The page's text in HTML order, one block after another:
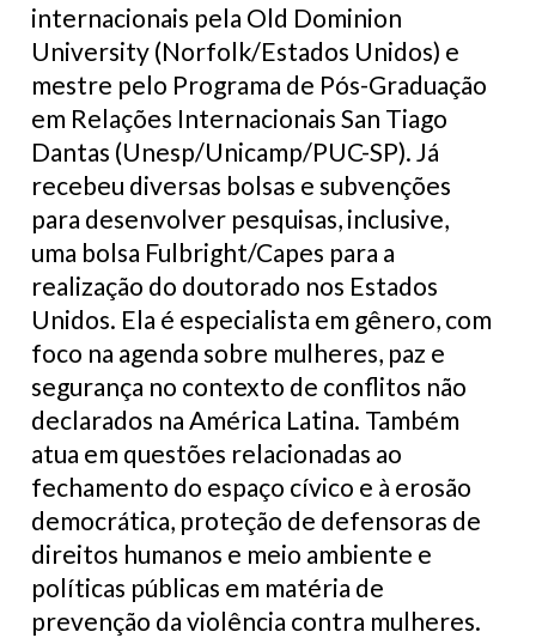
internacionais pela Old Dominion
University (Norfolk/Estados Unidos) e
mestre pelo Programa de Pós-Graduação
em Relações Internacionais San Tiago
Dantas (Unesp/Unicamp/PUC-SP). Já
recebeu diversas bolsas e subvenções
para desenvolver pesquisas, inclusive,
uma bolsa Fulbright/Capes para a
realização do doutorado nos Estados
Unidos. Ela é especialista em gênero, com
foco na agenda sobre mulheres, paz e
segurança no contexto de conflitos não
declarados na América Latina. Também
atua em questões relacionadas ao
fechamento do espaço cívico e à erosão
democrática, proteção de defensoras de
direitos humanos e meio ambiente e
políticas públicas em matéria de
prevenção da violência contra mulheres.